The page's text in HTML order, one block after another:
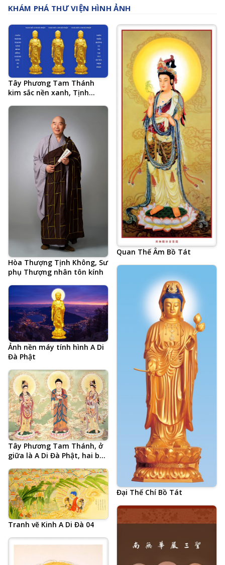
KHÁM PHÁ THƯ VIỆN HÌNH ẢNH
Tây Phương Tam Thánh
kim sắc nền xanh, Tịnh
tổng kết Tâm đắc cả đời học
Phật của Hòa Thượng Tịnh
Không, Chân Thành Thanh
Tịnh Bình Đẳng Chánh Giác
Từ Bi, Nhìn Thấu Buông Xả
Tự Tại Tùy Duyên Niệm
Quan Thế Âm Bồ Tát
Hòa Thượng Tịnh Không, Sư
phụ Thượng nhân tôn kính
Đại Thế Chí Bồ Tát
Ảnh nền máy tính hình A Di
Đà Phật
Tây Phương Tam Thánh, ở
giữa là A Di Đà Phật, hai bên
Quan Thế Âm Bồ Tát
Tranh vẽ Kinh A Di Đà 04